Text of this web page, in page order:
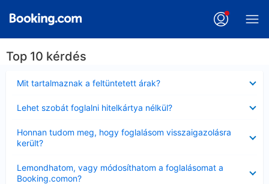
Top 10 kérdés
Mit tartalmaznak a feltüntetett árak?
Lehet szobát foglalni hitelkártya nélkül?
Honnan tudom meg, hogy foglalásom visszaigazolásra
került?
Lemondhatom, vagy módosíthatom a foglalásomat a
Booking.comon?